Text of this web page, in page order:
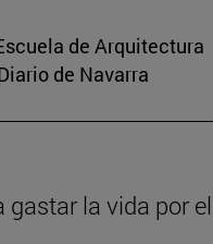
de Arquitectura
de Navarra
gastar la vida por